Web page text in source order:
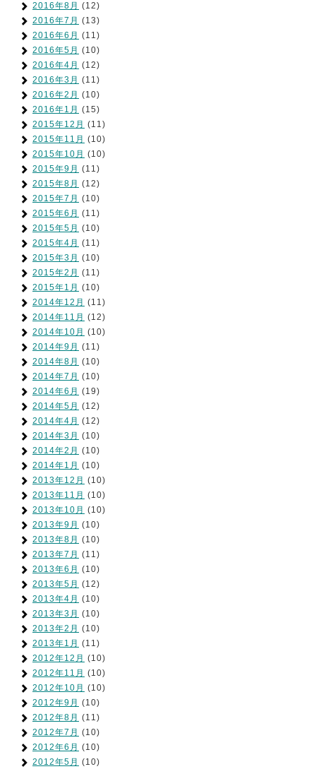
2016年8月 (12)
2016年7月 (13)
2016年6月 (11)
2016年5月 (10)
2016年4月 (12)
2016年3月 (11)
2016年2月 (10)
2016年1月 (15)
2015年12月 (11)
2015年11月 (10)
2015年10月 (10)
2015年9月 (11)
2015年8月 (12)
2015年7月 (10)
2015年6月 (11)
2015年5月 (10)
2015年4月 (11)
2015年3月 (10)
2015年2月 (11)
2015年1月 (10)
2014年12月 (11)
2014年11月 (12)
2014年10月 (10)
2014年9月 (11)
2014年8月 (10)
2014年7月 (10)
2014年6月 (19)
2014年5月 (12)
2014年4月 (12)
2014年3月 (10)
2014年2月 (10)
2014年1月 (10)
2013年12月 (10)
2013年11月 (10)
2013年10月 (10)
2013年9月 (10)
2013年8月 (10)
2013年7月 (11)
2013年6月 (10)
2013年5月 (12)
2013年4月 (10)
2013年3月 (10)
2013年2月 (10)
2013年1月 (11)
2012年12月 (10)
2012年11月 (10)
2012年10月 (10)
2012年9月 (10)
2012年8月 (11)
2012年7月 (10)
2012年6月 (10)
2012年5月 (10)